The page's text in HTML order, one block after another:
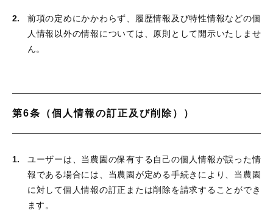
前項の定めにかかわらず、履歴情報及び特性情報などの個
人情報以外の情報については、原則として開示いたしませ
ん。
第6条（個人情報の訂正及び削除））
ユーザーは、当農園の保有する自己の個人情報が誤った情
報である場合には、当農園が定める手続きにより、当農園
に対して個人情報の訂正または削除を請求することができ
ます。